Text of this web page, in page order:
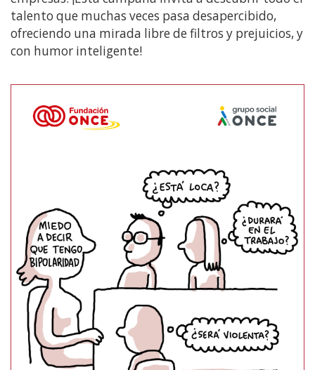
talento que muchas veces pasa desapercibido,
ofreciendo una mirada libre de filtros y prejuicios, y
con humor inteligente!